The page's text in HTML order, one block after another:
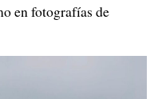
en fotografías de